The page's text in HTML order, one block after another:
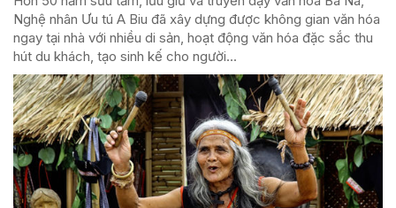
Nghệ nhân Ưu tú A Biu đã xây dựng được không gian văn hóa
ngay tại nhà với nhiều di sản, hoạt động văn hóa đặc sắc thu
hút du khách, tạo sinh kế cho người...